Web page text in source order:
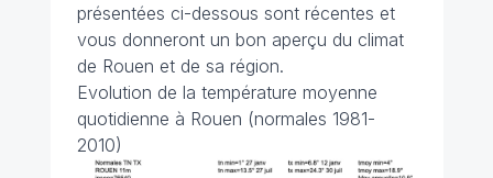
présentées ci-dessous sont récentes et
vous donneront un bon aperçu du climat
de Rouen et de sa région.
Evolution de la température moyenne
quotidienne à Rouen (normales 1981-
2010)